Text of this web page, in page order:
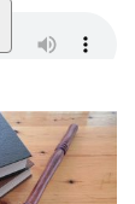
עופר אשטוקר / 00:28